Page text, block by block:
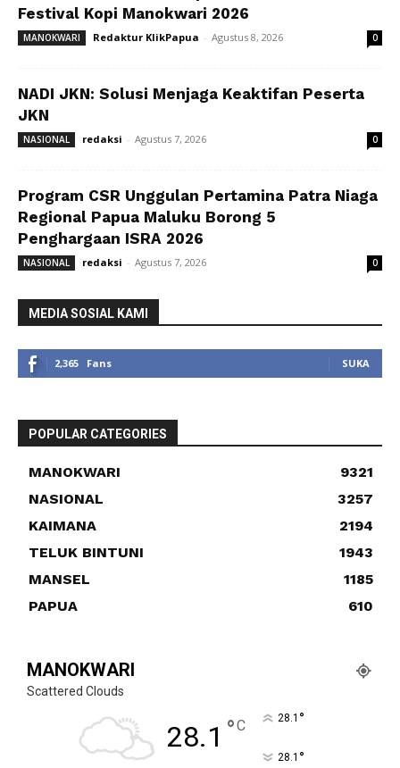
Festival Kopi Manokwari 2026
MANOKWARI Redaktur KlikPapua - Agustus 8, 2026 0
NADI JKN: Solusi Menjaga Keaktifan Peserta
JKN
NASIONAL redaksi - Agustus 7, 2026 0
Program CSR Unggulan Pertamina Patra Niaga
Regional Papua Maluku Borong 5
Penghargaan ISRA 2026
NASIONAL redaksi - Agustus 7, 2026 0
MEDIA SOSIAL KAMI
2,365 Fans SUKA
POPULAR CATEGORIES
MANOKWARI
9321
NASIONAL
3257
KAIMANA
2194
TELUK BINTUNI
1943
MANSEL
1185
PAPUA
610
MANOKWARI
Scattered Clouds
28.1 °C 28.1 °
28.1 °